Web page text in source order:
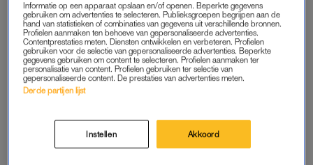
OPERATIE
Een paar maanden later is het dan eindelijk zo ver. “In de
tussentijd hadden ze me nog een paar keer gebeld om te
vragen of ik er klaar voor was en kreeg ik tips zodat ik me zo
goed mogelijk kon voorbereiden. Dat was superfijn.” Op de
dag van de ingreep wordt uitgebreid besproken wat er gaat
gemaakt krijgt Melissa een plaatselijke verdoving.
Informatie op een apparaat opslaan en/of openen. Beperkte gegevens
gebruiken om advertenties te selecteren. Publieksgroepen begrijpen aan de
hand van statistieken of combinaties van gegevens uit verschillende bronnen.
Profielen aanmaken ten behoeve van gepersonaliseerde advertenties.
Contentprestaties meten. Diensten ontwikkelen en verbeteren. Profielen
gebruiken voor de selectie van gepersonaliseerde advertenties. Beperkte
gegevens gebruiken om content te selecteren. Profielen aanmaken ter
personalisatie van content. Profielen gebruiken ter selectie van
gepersonaliseerde content. De prestaties van advertenties meten.
Derde partijen lijst
Instellen Akkoord